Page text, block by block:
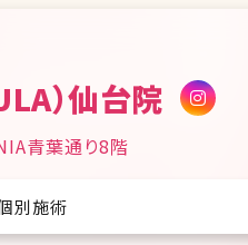
）仙台院
青葉通り8階
別施術